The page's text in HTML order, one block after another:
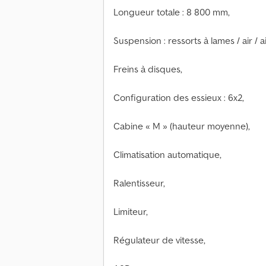
Longueur totale : 8 800 mm,
Suspension : ressorts à lames / air /
Freins à disques,
Configuration des essieux : 6x2,
Cabine « M » (hauteur moyenne),
Climatisation automatique,
Ralentisseur,
Limiteur,
Régulateur de vitesse,